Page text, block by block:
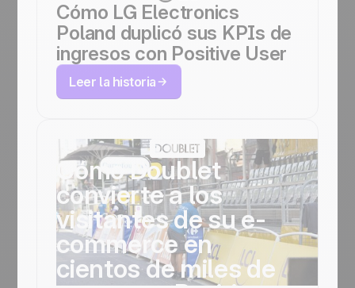
Cómo LG Electronics
Poland duplicó sus KPIs de
ingresos con Positive User
Leer la historia
Cómo Doublet
convierte a los
visitantes de su e-
commerce en
cientos de miles de